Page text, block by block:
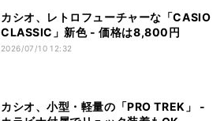
カシオ、レトロフューチャーな「CASIO
CLASSIC」新色 - 価格は8,800円
2026/07/10 12:32
カシオ、小型・軽量の「PRO TREK」 -